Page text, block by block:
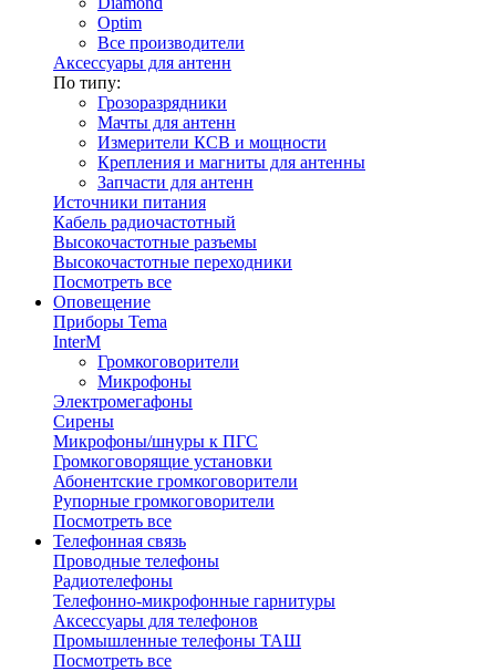
Optim
Все производители
Аксессуары для антенн
По типу:
Грозоразрядники
Мачты для антенн
Измерители КСВ и мощности
Крепления и магниты для антенны
Запчасти для антенн
Источники питания
Кабель радиочастотный
Высокочастотные разъемы
Высокочастотные переходники
Посмотреть все
Оповещение
Приборы Tema
InterM
Громкоговорители
Микрофоны
Электромегафоны
Сирены
Микрофоны/шнуры к ПГС
Громкоговорящие установки
Абонентские громкоговорители
Рупорные громкоговорители
Посмотреть все
Телефонная связь
Проводные телефоны
Радиотелефоны
Телефонно-микрофонные гарнитуры
Аксессуары для телефонов
Промышленные телефоны ТАШ
Посмотреть все